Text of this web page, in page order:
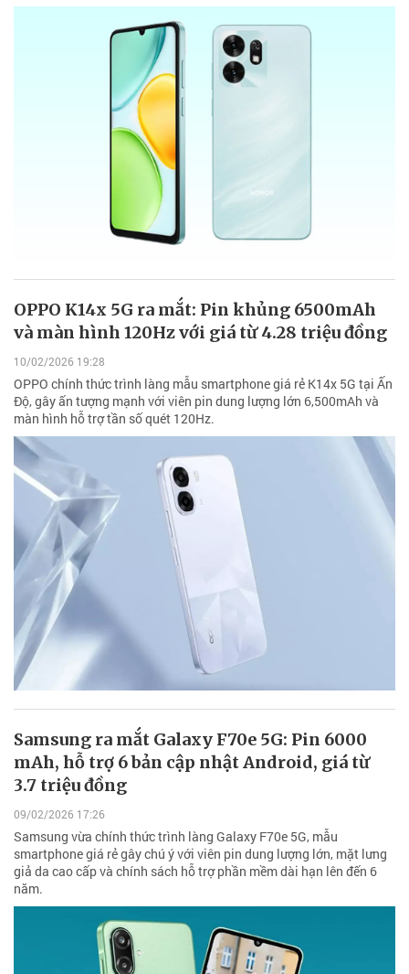
OPPO K14x 5G ra mắt: Pin khủng 6500mAh
và màn hình 120Hz với giá từ 4.28 triệu đồng
10/02/2026 19:28
OPPO chính thức trình làng mẫu smartphone giá rẻ K14x 5G tại Ấn
Độ, gây ấn tượng mạnh với viên pin dung lượng lớn 6,500mAh và
màn hình hỗ trợ tần số quét 120Hz.
Samsung ra mắt Galaxy F70e 5G: Pin 6000
mAh, hỗ trợ 6 bản cập nhật Android, giá từ
3.7 triệu đồng
09/02/2026 17:26
Samsung vừa chính thức trình làng Galaxy F70e 5G, mẫu
smartphone giá rẻ gây chú ý với viên pin dung lượng lớn, mặt lưng
giả da cao cấp và chính sách hỗ trợ phần mềm dài hạn lên đến 6
năm.